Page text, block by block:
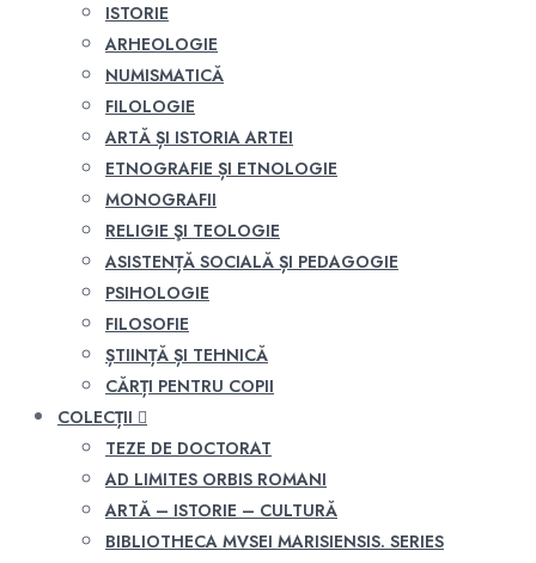
ISTORIE
ARHEOLOGIE
NUMISMATICĂ
FILOLOGIE
ARTĂ ȘI ISTORIA ARTEI
ETNOGRAFIE ȘI ETNOLOGIE
MONOGRAFII
RELIGIE ŞI TEOLOGIE
ASISTENȚĂ SOCIALĂ ȘI PEDAGOGIE
PSIHOLOGIE
FILOSOFIE
ȘTIINȚĂ ȘI TEHNICĂ
CĂRȚI PENTRU COPII
COLECȚII
TEZE DE DOCTORAT
AD LIMITES ORBIS ROMANI
ARTĂ – ISTORIE – CULTURĂ
BIBLIOTHECA MVSEI MARISIENSIS. SERIES